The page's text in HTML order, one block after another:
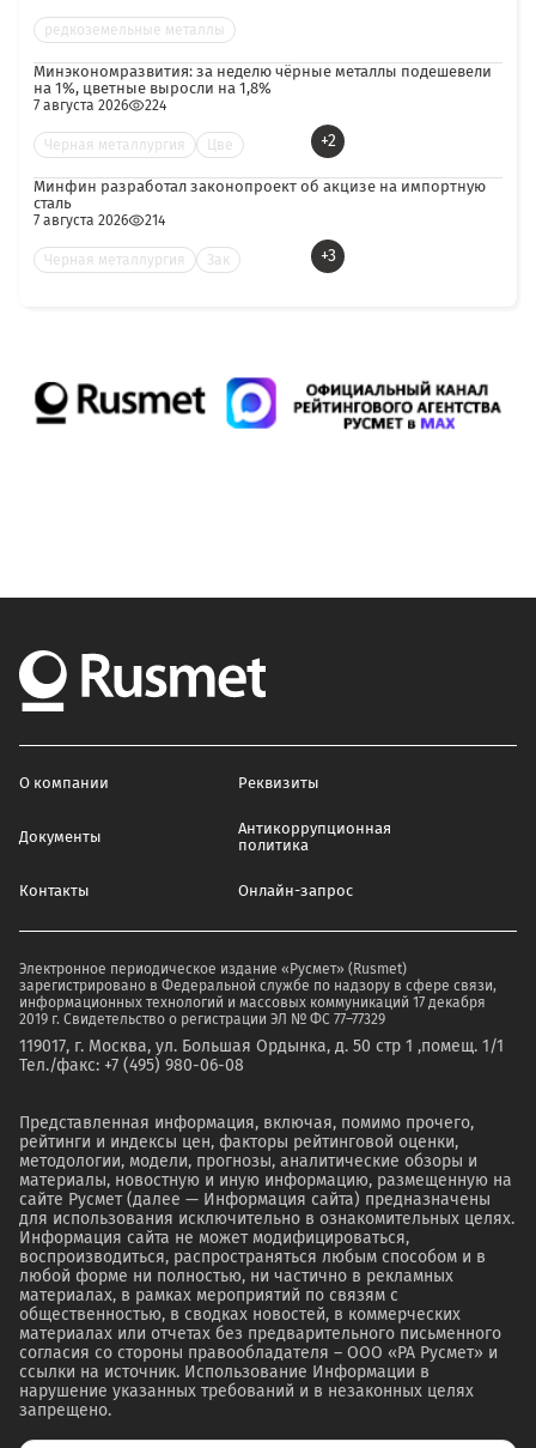
редкоземельные металлы
Минэкономразвития: за неделю чёрные металлы подешевели
на 1%, цветные выросли на 1,8%
7 августа 2026 224
Черная металлургия Цве +2
Минфин разработал законопроект об акцизе на импортную
сталь
7 августа 2026 214
Черная металлургия Зак +3
О компании Реквизиты
Документы
Антикоррупционная
политика
Контакты Онлайн-запрос
Электронное периодическое издание «Русмет» (Rusmet)
зарегистрировано в Федеральной службе по надзору в сфере связи,
информационных технологий и массовых коммуникаций 17 декабря
2019 г. Свидетельство о регистрации ЭЛ № ФС 77–77329
119017, г. Москва, ул. Большая Ордынка, д. 50 стр 1 ,помещ. 1/1
Тел./факс: +7 (495) 980-06-08
Представленная информация, включая, помимо прочего,
рейтинги и индексы цен, факторы рейтинговой оценки,
методологии, модели, прогнозы, аналитические обзоры и
материалы, новостную и иную информацию, размещенную на
сайте Русмет (далее — Информация сайта) предназначены
для использования исключительно в ознакомительных целях.
Информация сайта не может модифицироваться,
воспроизводиться, распространяться любым способом и в
любой форме ни полностью, ни частично в рекламных
материалах, в рамках мероприятий по связям с
общественностью, в сводках новостей, в коммерческих
материалах или отчетах без предварительного письменного
согласия со стороны правообладателя – ООО «РА Русмет» и
ссылки на источник. Использование Информации в
нарушение указанных требований и в незаконных целях
запрещено.